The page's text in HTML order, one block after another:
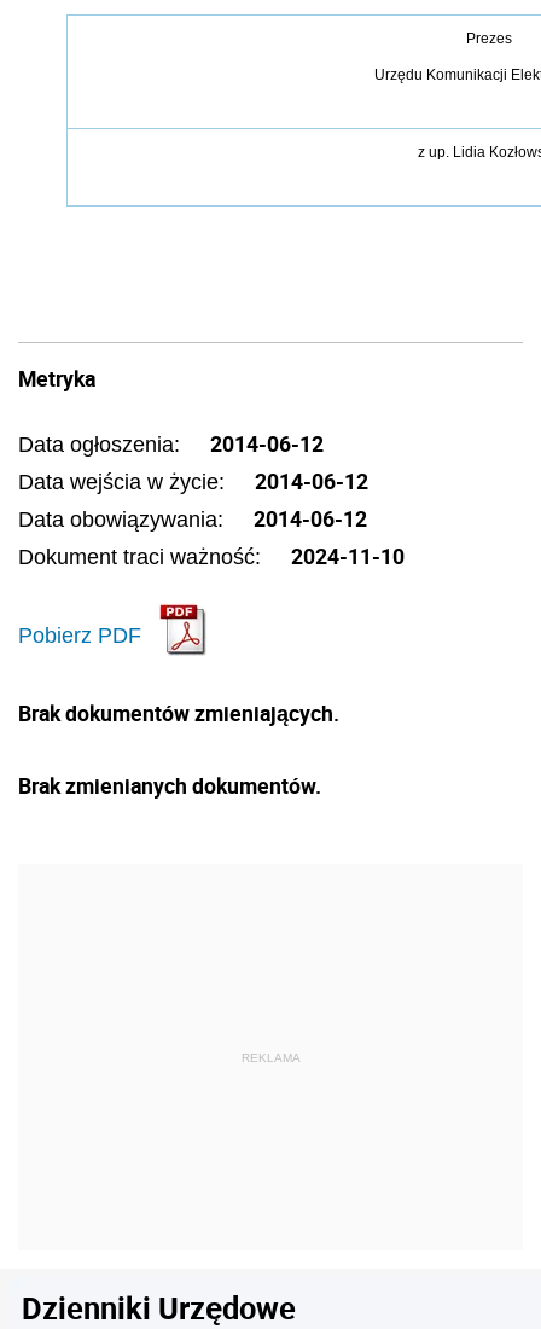
Prezes
Urzędu Komunikacji
z up. Lidia
Metryka
Data ogłoszenia: 2014-06-12
Data wejścia w życie: 2014-06-12
Data obowiązywania: 2014-06-12
Dokument traci ważność: 2024-11-10
Pobierz PDF
Brak dokumentów zmieniających.
Brak zmienianych dokumentów.
Dzienniki Urzędowe